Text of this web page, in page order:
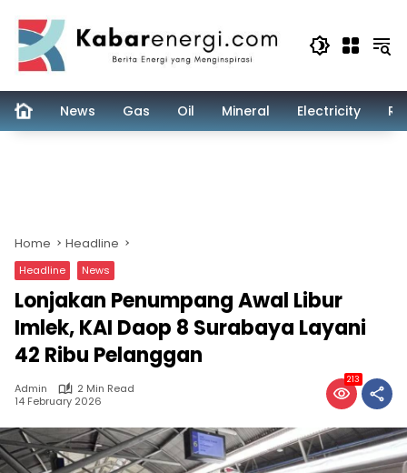
content
News Gas Oil Mineral Electricity
Home Headline
Headline News
Lonjakan Penumpang Awal Libur
Imlek, KAI Daop 8 Surabaya Layani
42 Ribu Pelanggan
Admin
2 Min Read
14 February 2026
213